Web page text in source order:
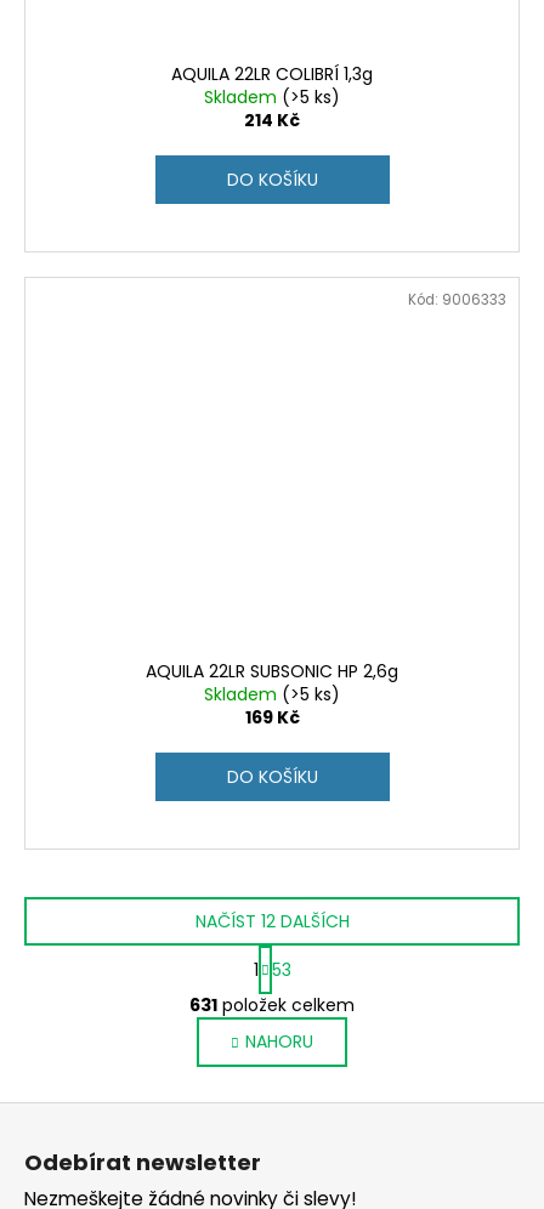
AQUILA 22LR COLIBRÍ 1,3g
Skladem (>5 ks)
214 Kč
DO KOŠÍKU
AQUILA 22LR SUBSONIC HP 2,6g
Skladem (>5 ks)
169 Kč
DO KOŠÍKU
Kód: 9006333
O
v
l
á
d
NAČÍST 12 DALŠÍCH
S
t
r
á
n
k
1 53
631 položek celkem
NAHORU
Z
Odebírat newsletter
Nezmeškejte žádné novinky či slevy!